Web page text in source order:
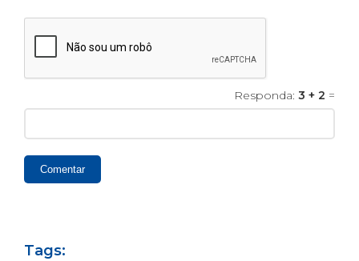
Responda: 3 + 2 =
Comentar
Tags: